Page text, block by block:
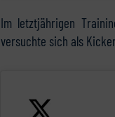
Im letztjährigen
versuchte sich als